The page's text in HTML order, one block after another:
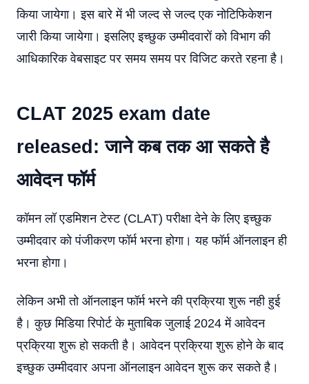
किया जायेगा। इस बारे में भी जल्द से जल्द एक नोटिफिकेशन
जारी किया जायेगा। इसलिए इच्छुक उम्मीदवारों को विभाग की
आधिकारिक वेबसाइट पर समय समय पर विजिट करते रहना है।
CLAT 2025 exam date
released: जाने कब तक आ सकते है
आवेदन फॉर्म
कॉमन लॉ एडमिशन टेस्ट (CLAT) परीक्षा देने के लिए इच्छुक
उम्मीदवार को पंजीकरण फॉर्म भरना होगा। यह फॉर्म ऑनलाइन ही
भरना होगा।
लेकिन अभी तो ऑनलाइन फॉर्म भरने की प्रक्रिया शुरू नही हुई
है। कुछ मिडिया रिपोर्ट के मुताबिक जुलाई 2024 में आवेदन
प्रक्रिया शुरू हो सकती है। आवेदन प्रक्रिया शुरू होने के बाद
इच्छुक उम्मीदवार अपना ऑनलाइन आवेदन शुरू कर सकते है।